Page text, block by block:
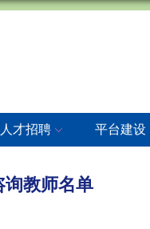
人才招聘 平台建设
询教师名单